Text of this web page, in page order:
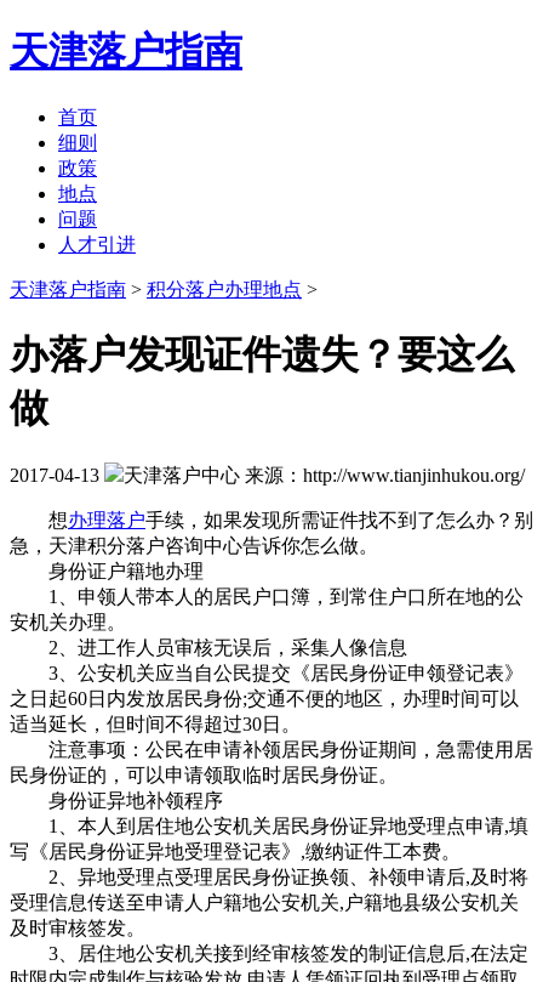
天津落户指南
首页
细则
政策
地点
问题
人才引进
天津落户指南 > 积分落户办理地点 >
办落户发现证件遗失？要这么
做
2017-04-13 天津落户中心 来源：http://www.tianjinhukou.org/
想办理落户手续，如果发现所需证件找不到了怎么办？别
急，天津积分落户咨询中心告诉你怎么做。
身份证户籍地办理
1、申领人带本人的居民户口簿，到常住户口所在地的公
安机关办理。
2、进工作人员审核无误后，采集人像信息
3、公安机关应当自公民提交《居民身份证申领登记表》
之日起60日内发放居民身份;交通不便的地区，办理时间可以
适当延长，但时间不得超过30日。
注意事项：公民在申请补领居民身份证期间，急需使用居
民身份证的，可以申请领取临时居民身份证。
身份证异地补领程序
1、本人到居住地公安机关居民身份证异地受理点申请,填
写《居民身份证异地受理登记表》,缴纳证件工本费。
2、异地受理点受理居民身份证换领、补领申请后,及时将
受理信息传送至申请人户籍地公安机关,户籍地县级公安机关
及时审核签发。
3、居住地公安机关接到经审核签发的制证信息后,在法定